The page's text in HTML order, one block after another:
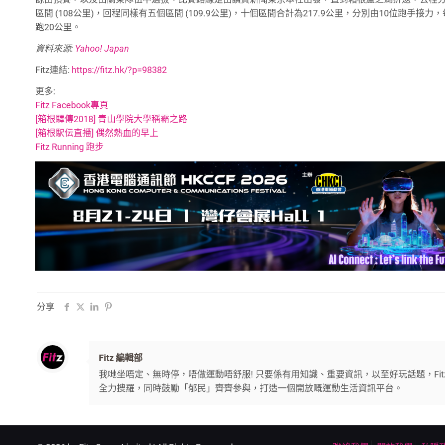
區間 (108公里)，回程同樣有五個區間 (109.9公里)，十個區間合計為217.9公里，分別由10位跑手接力，
跑20公里。
資料來源: Yahoo! Japan
Fitz連結: https://fitz.hk/?p=98382
更多:
Fitz Facebook專頁
[箱根驛傳2018] 青山學院大學稱霸之路
[箱根駅伝直播] 偶然熱血的早上
Fitz Running 跑步
分享
Fitz 編輯部
我哋坐唔定、無時停，唔做運動唔舒服! 只要係有用知識、重要資訊，以至好玩話題，
全力搜羅，同時鼓勵「郁民」齊齊參與，打造一個開放嘅運動生活資訊平台。